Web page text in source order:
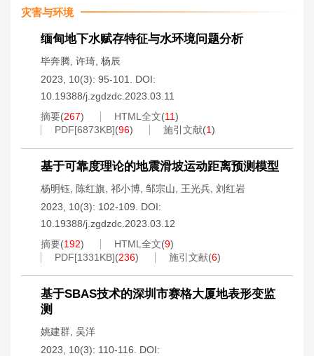
灾害与环境
缅甸地下水赋存特征与水环境问题分析
毕奔腾 许琦 杨辰
2023, 10(3): 95-101.
DOI:
10.19388/j.zgdzdc.2023.03.11
摘要(267) HTML全文(11)
PDF[6873KB](96) 施引文献(1)
基于可靠度理论的地震滑坡运动距离预测模型
杨明钰 陈红旗 祁小博 邹宗山 王光兵 刘红岩
2023, 10(3): 102-109.
DOI:
10.19388/j.zgdzdc.2023.03.12
摘要(192) HTML全文(9)
PDF[1331KB](236) 施引文献(6)
基于SBAS技术的深圳市赛格大厦地表形变监
测
姚建群 吴洋
2023, 10(3): 110-116.
DOI: